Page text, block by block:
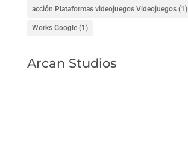
acción Plataformas videojuegos Videojuegos(1)
Works Google(1)
Arcan Studios